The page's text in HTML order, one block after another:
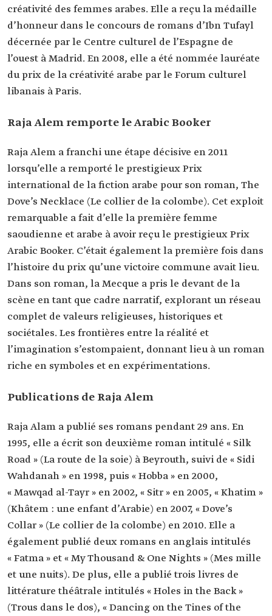
créativité des femmes arabes. Elle a reçu la médaille
d’honneur dans le concours de romans d’Ibn Tufayl
décernée par le Centre culturel de l’Espagne de
l’ouest à Madrid. En 2008, elle a été nommée lauréate
du prix de la créativité arabe par le Forum culturel
libanais à Paris.
Raja Alem remporte le Arabic Booker
Raja Alem a franchi une étape décisive en 2011
lorsqu’elle a remporté le prestigieux Prix
international de la fiction arabe pour son roman, The
Dove’s Necklace (Le collier de la colombe). Cet exploit
remarquable a fait d’elle la première femme
saoudienne et arabe à avoir reçu le prestigieux Prix
Arabic Booker. C’était également la première fois dans
l’histoire du prix qu’une victoire commune avait lieu.
Dans son roman, la Mecque a pris le devant de la
scène en tant que cadre narratif, explorant un réseau
complet de valeurs religieuses, historiques et
sociétales. Les frontières entre la réalité et
l’imagination s’estompaient, donnant lieu à un roman
riche en symboles et en expérimentations.
Publications de Raja Alem
Raja Alam a publié ses romans pendant 29 ans. En
1995, elle a écrit son deuxième roman intitulé « Silk
Road » (La route de la soie) à Beyrouth, suivi de « Sidi
Wahdanah » en 1998, puis « Hobba » en 2000,
« Mawqad al-Tayr » en 2002, « Sitr » en 2005, « Khatim »
(Khâtem : une enfant d’Arabie) en 2007, « Dove’s
Collar » (Le collier de la colombe) en 2010. Elle a
également publié deux romans en anglais intitulés
« Fatma » et « My Thousand & One Nights » (Mes mille
et une nuits). De plus, elle a publié trois livres de
littérature théâtrale intitulés « Holes in the Back »
(Trous dans le dos), « Dancing on the Tines of the